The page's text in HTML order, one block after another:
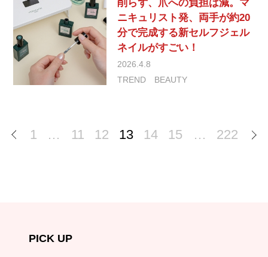
削らず、爪への負担は減。マ
ニキュリスト発、両手が約20
分で完成する新セルフジェル
ネイルがすごい！
2026.4.8
TREND
BEAUTY
1 … 11 12 13 14 15 … 222
PICK UP